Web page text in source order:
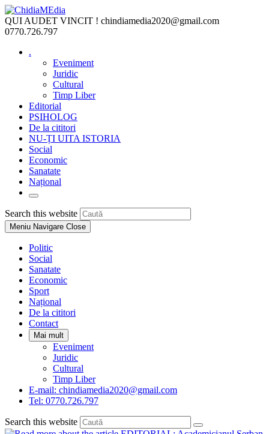
Skip
to
content
QUI AUDET VINCIT ! chindiamedia2020@gmail.com
0770.726.797
.
Eveniment
Juridic
Cultural
Timp Liber
Editorial
PSIHOLOG
De la cititori
NU-ȚI UITA ISTORIA
Social
Economic
Sanatate
Național
Toggle
website
search
Search this website
Escape
Meniu Navigare Close
Politic
Social
Sanatate
Economic
Sport
Național
De la cititori
Contact
Mai mult
Eveniment
Juridic
Cultural
Timp Liber
E-mail: chindiamedia2020@gmail.com
Tel: 0770.726.797
Search this website